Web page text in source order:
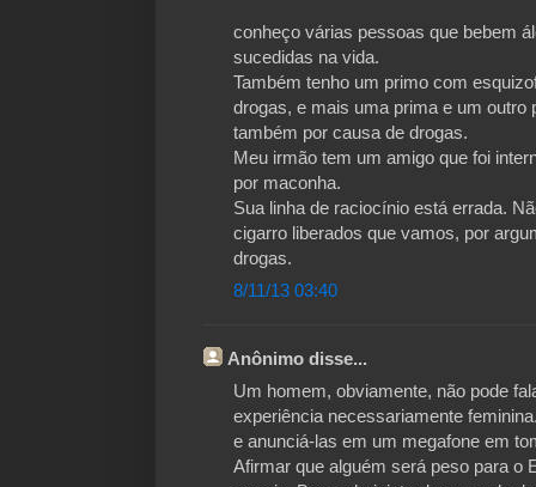
conheço várias pessoas que bebem
sucedidas na vida.
Também tenho um primo com
drogas, e mais uma prima e um outro
também por causa de drogas.
Meu irmão tem um amigo que foi
por maconha.
Sua linha de raciocínio está errada.
cigarro liberados que vamos, por
drogas.
8/11/13 03:40
Anônimo disse...
Um homem, obviamente, não pode
experiência necessariamente
e anunciá-las em um megafone em
Afirmar que alguém será peso para o